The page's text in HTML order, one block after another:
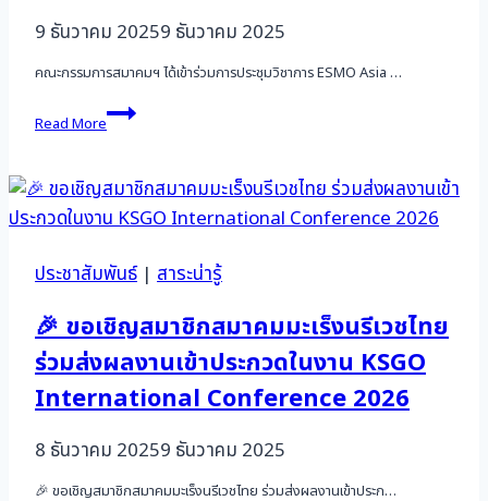
Care:
Therapy,
Oncology,
9 ธันวาคม 20259 ธันวาคม 2025
คณะกรรมการสมาคมฯ ได้เข้าร่วมการประชุมวิชาการ ESMO Asia …
Read More
สมา
คมฯ
ร่วม
การ
วิชาการ
ESMO
Congress
ประชาสัมพันธ์| สาระน่ารู้
🎉 ขอเชิญสมาชิกสมาคมมะเร็งนรีเวชไทย
ร่วมส่งผลงานเข้าประกวดในงาน KSGO
International Conference 2026
8 ธันวาคม 20259 ธันวาคม 2025
🎉 ขอเชิญสมาชิกสมาคมมะเร็งนรีเวชไทย ร่วมส่งผลงานเข้าประก…